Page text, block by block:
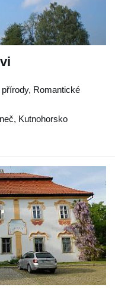
Romantické
, Kutnohorsko